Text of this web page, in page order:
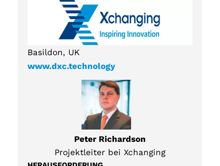
Basildon, UK
www.dxc.technology
Peter Richardson
Projektleiter bei Xchanging